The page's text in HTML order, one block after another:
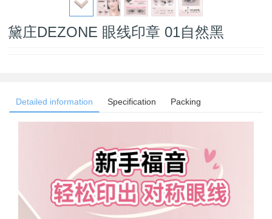
黛庄DEZONE 眼线印章 01自然黑
Detailed information Specification Packing